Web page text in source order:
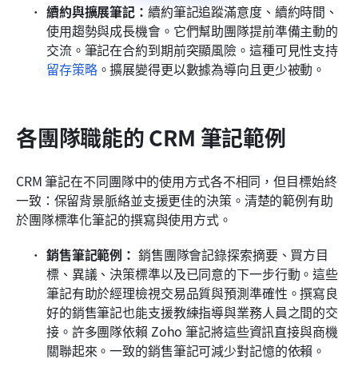
續約與擴展筆記： 續約筆記追蹤滿意度、續約時間、
使用趨勢與成長機會。它們幫助團隊提前準備主動的
交流。筆記在合約到期前突顯風險。這種可見性支持
留存策略。擴展變得更以數據為導向且更少被動。
各團隊職能的 CRM 筆記範例
CRM 筆記在不同團隊中的使用方式各不相同，但目標始終
一致：保留背景脈絡並支援更佳的決策。清楚的範例有助
於團隊標準化筆記的撰寫與使用方式。
銷售筆記範例： 銷售團隊會記錄探索摘要、買方目
標、異議、決策標準以及已同意的下一步行動。這些
筆記有助於經理檢視交易品質與預測準確性。撰寫良
好的銷售筆記也能支援教練指導與業務人員之間的交
接。許多團隊依賴 Zoho 筆記將這些資訊直接與商機
關聯起來。一致的銷售筆記可減少對記憶的依賴。